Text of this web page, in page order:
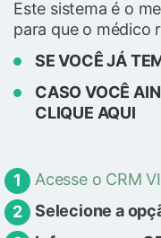
Este sistema é o
para que o médico
SE VOCÊ JÁ
CASO VOCÊ
CLIQUE AQUI
Acesse o CRM
Selecione a